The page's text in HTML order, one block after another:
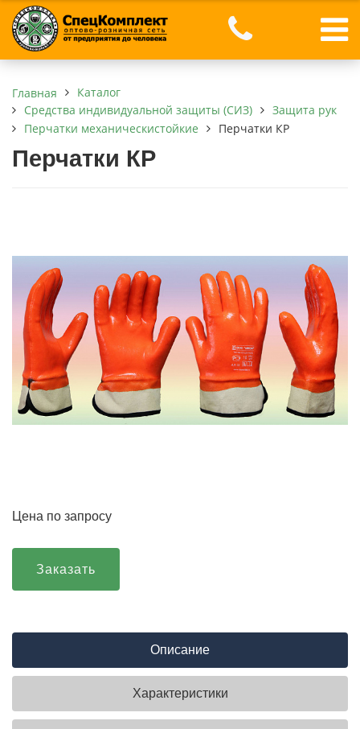
Главная
Каталог
Средства индивидуальной защиты (СИЗ)
Защита рук
Перчатки механическистойкие
Перчатки КР
Перчатки КР
Цена по запросу
Заказать
Описание
Характеристики